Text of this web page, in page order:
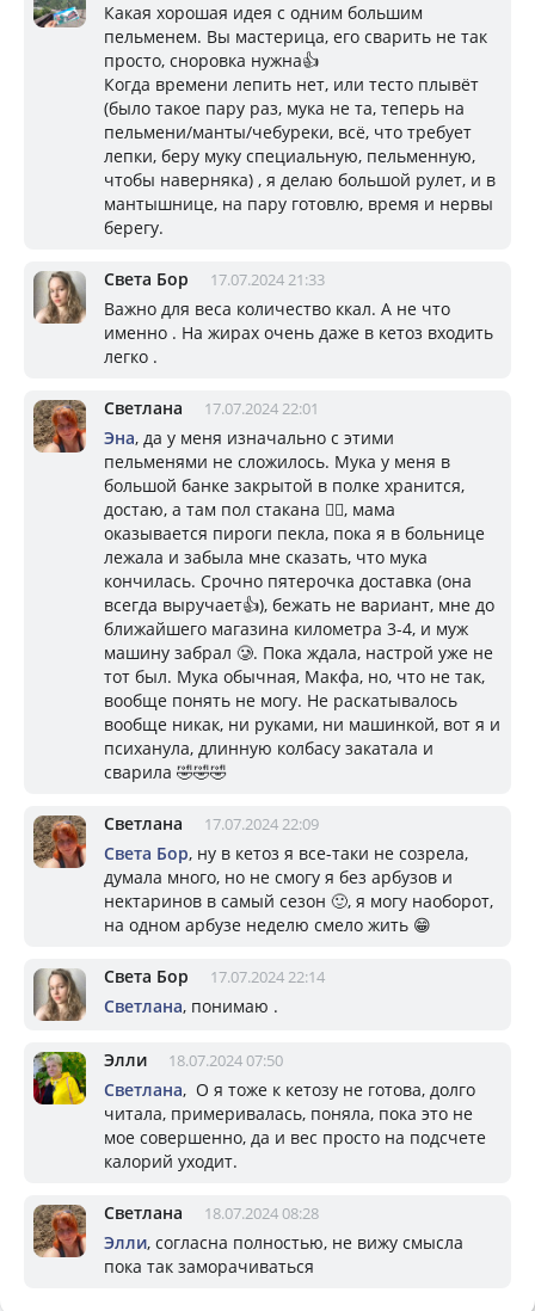
Какая хорошая идея с одним большим
пельменем. Вы мастерица, его сварить не так
просто, сноровка нужна👍
Когда времени лепить нет, или тесто плывёт
(было такое пару раз, мука не та, теперь на
пельмени/манты/чебуреки, всё, что требует
лепки, беру муку специальную, пельменную,
чтобы наверняка) , я делаю большой рулет, и в
мантышнице, на пару готовлю, время и нервы
берегу.
Света Бор 17.07.2024 21:33
Важно для веса количество ккал. А не что
именно . На жирах очень даже в кетоз входить
легко .
Светлана 17.07.2024 22:01
Эна, да у меня изначально с этими
пельменями не сложилось. Мука у меня в
большой банке закрытой в полке хранится,
достаю, а там пол стакана 🤦‍♀️, мама
оказывается пироги пекла, пока я в больнице
лежала и забыла мне сказать, что мука
кончилась. Срочно пятерочка доставка (она
всегда выручает👍), бежать не вариант, мне до
ближайшего магазина километра 3-4, и муж
машину забрал 🥲. Пока ждала, настрой уже не
тот был. Мука обычная, Макфа, но, что не так,
вообще понять не могу. Не раскатывалось
вообще никак, ни руками, ни машинкой, вот я и
психанула, длинную колбасу закатала и
сварила 🤣🤣🤣
Светлана 17.07.2024 22:09
Света Бор, ну в кетоз я все-таки не созрела,
думала много, но не смогу я без арбузов и
нектаринов в самый сезон 🙂, я могу наоборот,
на одном арбузе неделю смело жить 😁
Света Бор 17.07.2024 22:14
Светлана, понимаю .
Элли 18.07.2024 07:50
Светлана, О я тоже к кетозу не готова, долго
читала, примеривалась, поняла, пока это не
мое совершенно, да и вес просто на подсчете
калорий уходит.
Светлана 18.07.2024 08:28
Элли, согласна полностью, не вижу смысла
пока так заморачиваться